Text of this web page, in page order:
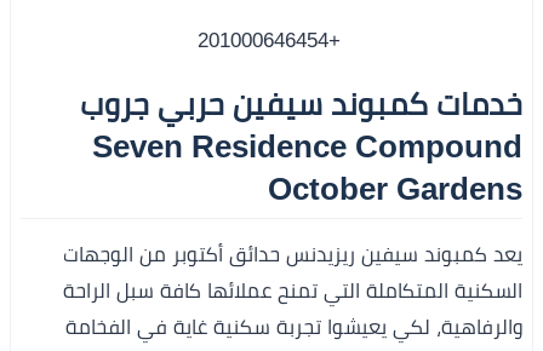
+201000646454
خدمات كمبوند سيفين حربي جروب
Seven Residence Compound
October Gardens
يعد كمبوند سيفين ريزيدنس حدائق أكتوبر من الوجهات
السكنية المتكاملة التي تمنح عملائها كافة سبل الراحة
والرفاهية، لكي يعيشوا تجربة سكنية غاية في الفخامة